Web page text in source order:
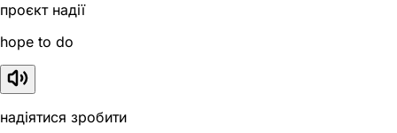
проєкт надії
hope to do
надіятися зробити